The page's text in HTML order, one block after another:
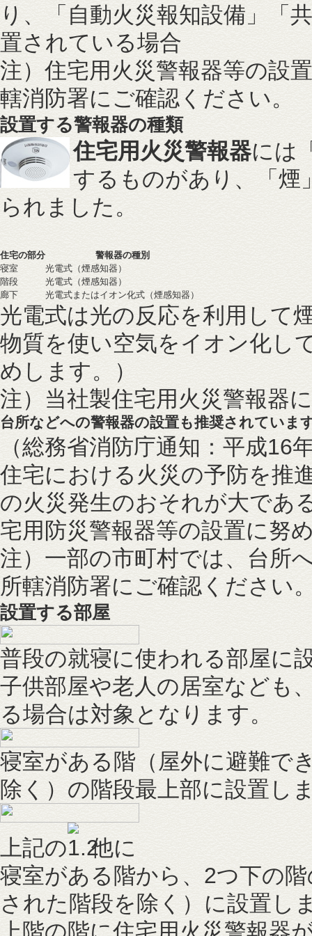
り、「自動火災報知設備」「
置されている場合
注）住宅用火災警報器等の設
轄消防署にご確認ください。
設置する警報器の種類
住宅用火災警報器には
するものがあり、「煙
られました。
住宅の部分
警報器の種別
寝室
光電式（煙感知器）
階段
光電式（煙感知器）
廊下
光電式またはイオン化式（煙感知器）
光電式は光の反応を利用して
物質を使い空気をイオン化し
めします。）
注）当社製住宅用火災警報器
台所などへの警報器の設置も推奨されていま
（総務省消防庁通知：平成16
住宅における火災の予防を推
の火災発生のおそれが大であ
宅用防災警報器等の設置に努
注）一部の市町村では、台所
所轄消防署にご確認ください
設置する部屋
普段の就寝に使われる部屋に
子供部屋や老人の居室なども
る場合は対象となります。
寝室がある階（屋外に避難で
除く）の階段最上部に設置し
上記の
他に
寝室がある階から、2つ下の
された階段を除く）に設置し